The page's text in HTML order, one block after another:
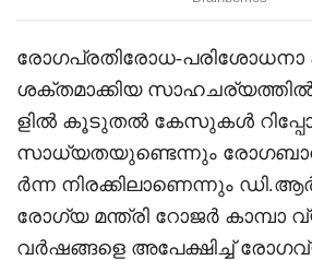
രോഗപ്രതിരോധ-
ശക്തമാക്കിയ
ളിൽ കൂടുതൽ കേസുകൾ
സാധ്യതയുണ്ടെന്നും
ർന്ന നിരക്കിലാണെന്നും
രോഗ്യ മന്ത്രി റോജർ കാമ്പാ
വർഷങ്ങളെ അപേക്ഷിച്ച്